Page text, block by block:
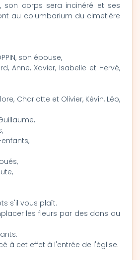
son corps sera incinéré et ses
au columbarium du cimetière
son épouse,
Anne, Xavier, Isabelle et Hervé,
Charlotte et Olivier, Kévin, Léo,
s'il vous plaît.
les fleurs par des dons au
à cet effet à l'entrée de l'église.